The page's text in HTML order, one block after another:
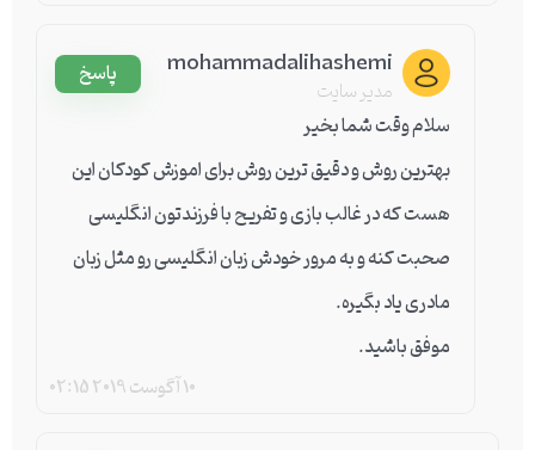
mohammadalihashemi
مدیر سایت
10 آگوست 2019 02:15
سلام وقت شما بخیر
بهترین روش و دقیق ترین روش برای اموزش کودکان این
هست که در غالب بازی و تفریح با فرزندتون انگلیسی
صحبت کنه و به مرور خودش زبان انگلیسی رو مثل زبان
مادری یاد بگیره.
موفق باشید.
پاسخ